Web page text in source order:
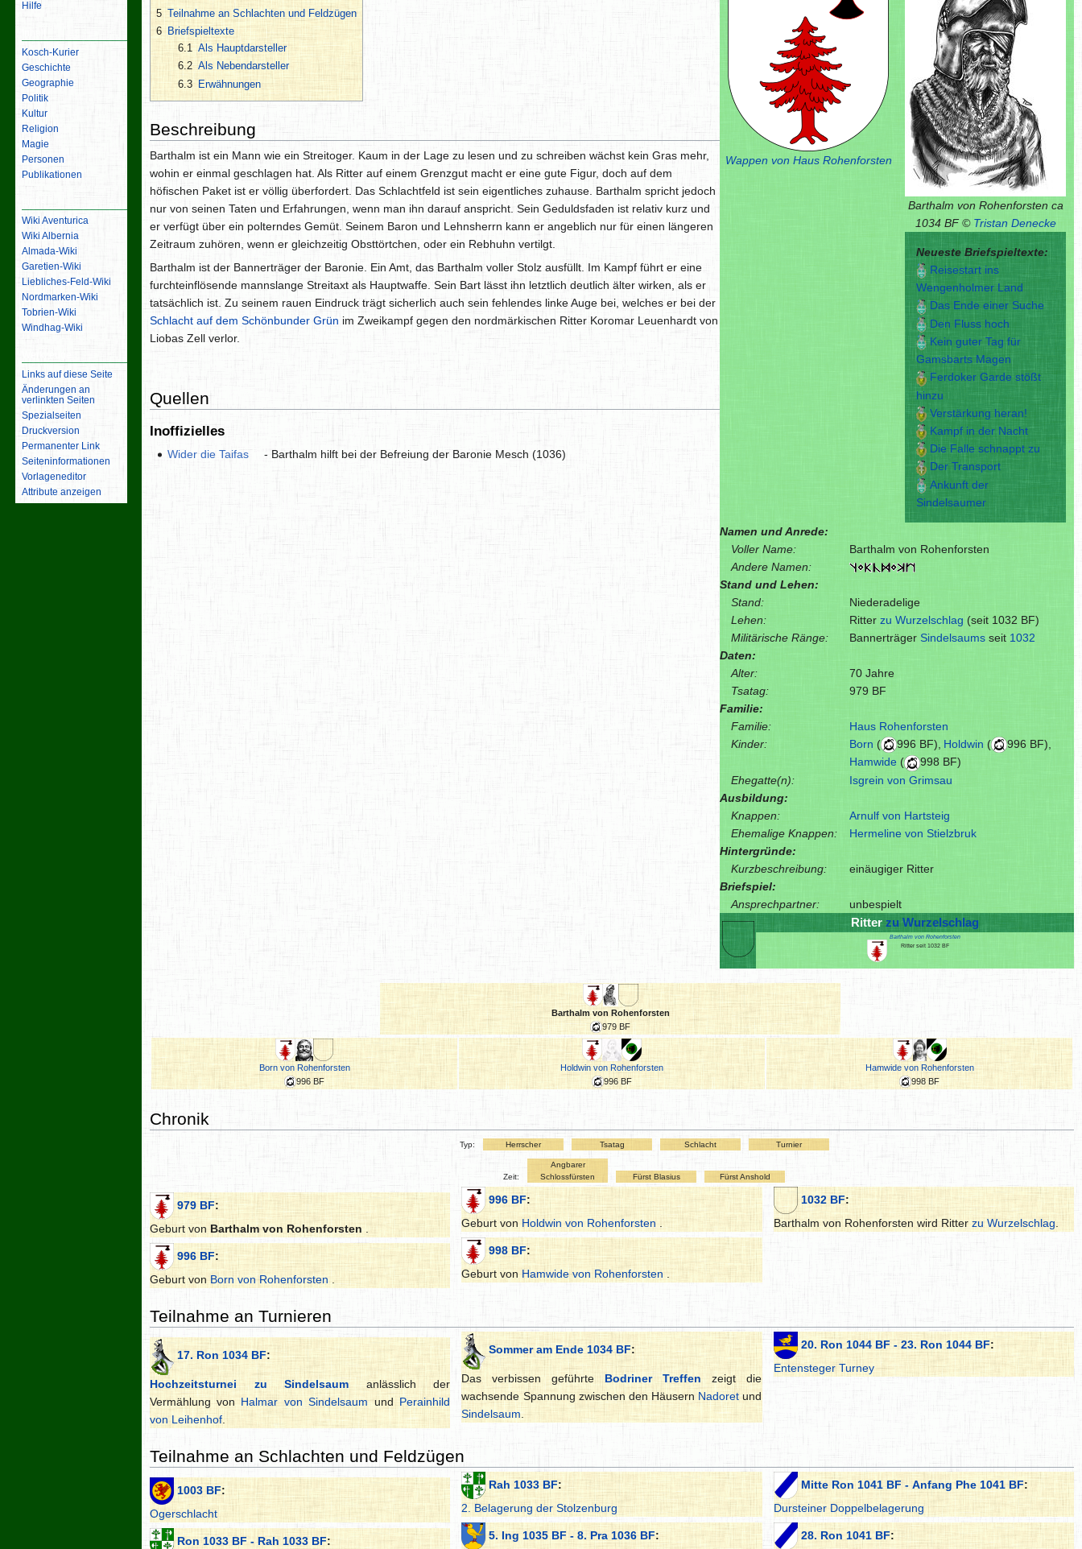
Barthalm von Rohenforsten ca
1034 BF © Tristan Denecke
Neueste Briefspieltexte:
Reisestart ins
Wengenholmer Land
Das Ende einer Suche
Den Fluss hoch
Kein guter Tag für
Gamsbarts Magen
Ferdoker Garde stößt
hinzu
Verstärkung heran!
Kampf in der Nacht
Die Falle schnappt zu
Der Transport
Ankunft der
Sindelsaumer
Wappen von Haus Rohenforsten
Namen und Anrede:
Voller Name:
Barthalm von Rohenforsten
Andere Namen:
Stand und Lehen:
Stand:
Niederadelige
Lehen:
Ritter zu Wurzelschlag (seit 1032 BF)
Militärische Ränge:
Bannerträger Sindelsaums seit 1032
Daten:
Alter:
70 Jahre
Tsatag:
979 BF
Familie:
Familie:
Haus Rohenforsten
Kinder:
Born ( 996 BF), Holdwin (
996 BF),
Hamwide (
998 BF)
Ehegatte(n):
Isgrein von Grimsau
Ausbildung:
Knappen:
Arnulf von Hartsteig
Ehemalige Knappen:
Hermeline von Stielzbruk
Hintergründe:
Kurzbeschreibung:
einäugiger Ritter
Briefspiel:
Ansprechpartner:
unbespielt
Ritter zu Wurzelschlag
Barthalm von Rohenforsten
Ritter seit 1032 BF
5 Teilnahme an Schlachten und Feldzügen
6 Briefspieltexte
6.1
Als Hauptdarsteller
6.2 Als Nebendarsteller
6.3 Erwähnungen
Beschreibung
Barthalm ist ein Mann wie ein Streitoger. Kaum in der Lage zu lesen und zu schreiben wächst kein Gras mehr,
wohin er einmal geschlagen hat. Als Ritter auf einem Grenzgut macht er eine gute Figur, doch auf dem
höfischen Paket ist er völlig überfordert. Das Schlachtfeld ist sein eigentliches zuhause. Barthalm spricht jedoch
nur von seinen Taten und Erfahrungen, wenn man ihn darauf anspricht. Sein Geduldsfaden ist relativ kurz und
er verfügt über ein polterndes Gemüt. Seinem Baron und Lehnsherrn kann er angeblich nur für einen längeren
Zeitraum zuhören, wenn er gleichzeitig Obsttörtchen, oder ein Rebhuhn vertilgt.
Barthalm ist der Bannerträger der Baronie. Ein Amt, das Barthalm voller Stolz ausfüllt. Im Kampf führt er eine
furchteinflösende mannslange Streitaxt als Hauptwaffe. Sein Bart lässt ihn letztlich deutlich älter wirken, als er
tatsächlich ist. Zu seinem rauen Eindruck trägt sicherlich auch sein fehlendes linke Auge bei, welches er bei der
Schlacht auf dem Schönbunder Grün im Zweikampf gegen den nordmärkischen Ritter Koromar Leuenhardt von
Liobas Zell verlor.
Quellen
Inoffizielles
Wider die Taifas - Barthalm hilft bei der Befreiung der Baronie Mesch (1036)
Barthalm von Rohenforsten
979 BF
Born von Rohenforsten
996 BF
Holdwin von Rohenforsten
996 BF
Hamwide von Rohenforsten
998 BF
Chronik
Typ: Herrscher Tsatag Schlacht Turnier
Zeit:
Angbarer
Schlossfürsten
Fürst Blasius Fürst Anshold
979 BF:
Geburt von Barthalm von Rohenforsten
996 BF:
Geburt von Born von Rohenforsten
996 BF:
Geburt von Holdwin von Rohenforsten
998 BF:
Geburt von Hamwide von Rohenforsten
1032 BF:
Barthalm von Rohenforsten wird Ritter zu Wurzelschlag
Teilnahme an Turnieren
17. Ron 1034 BF:
Hochzeitsturnei zu Sindelsaum anlässlich der
Vermählung von Halmar von Sindelsaum und Perainhild
von Leihenhof
Sommer am Ende 1034 BF:
Das verbissen geführte Bodriner Treffen zeigt die
wachsende Spannung zwischen den Häusern Nadoretund
Sindelsaum.
20. Ron 1044 BF - 23. Ron 1044 BF:
Entensteger Turney
Teilnahme an Schlachten und Feldzügen
1003 BF:
Ogerschlacht
Ron 1033 BF - Rah 1033 BF:
Rah 1033 BF:
2. Belagerung der Stolzenburg
5. Ing 1035 BF - 8. Pra 1036 BF:
Mitte Ron 1041 BF - Anfang Phe 1041 BF:
Dursteiner Doppelbelagerung
28. Ron 1041 BF:
Hilfe
Kosch-Kurier
Geschichte
Geographie
Politik
Kultur
Religion
Magie
Personen
Publikationen
Wiki Aventurica
Wiki Albernia
Almada-Wiki
Garetien-Wiki
Liebliches-Feld-Wiki
Nordmarken-Wiki
Tobrien-Wiki
Windhag-Wiki
Links auf diese Seite
Änderungen an
verlinkten Seiten
Spezialseiten
Druckversion
Permanenter Link
Seiten­­informationen
Vorlageneditor
Attribute anzeigen